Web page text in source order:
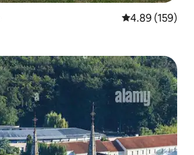
平均评分 4.89
4.89 (159)